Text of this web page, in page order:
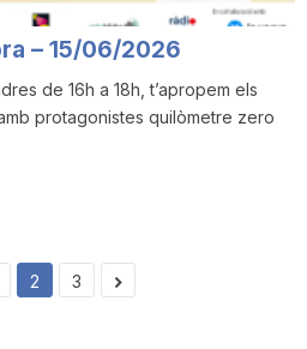
– 15/06/2026
de 16h a 18h, t’apropem els
protagonistes quilòmetre zero
2 3